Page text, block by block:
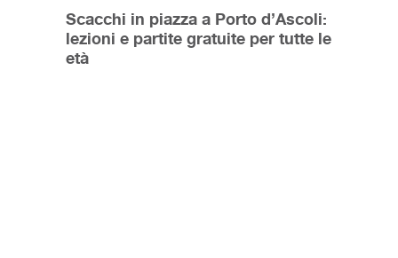
Scacchi in piazza a Porto d’Ascoli:
lezioni e partite gratuite per tutte le
età